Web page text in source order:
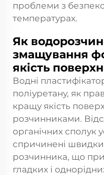
проблеми з
температурах.
Як
змащування
якість
Водні
поліуретану, як
кращу якість
розчинниками.
органічних сполук
спричинені
розчинника, що
гладких і